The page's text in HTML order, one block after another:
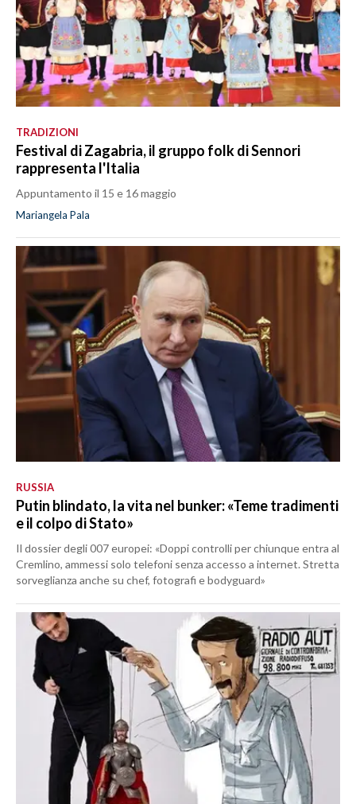
TRADIZIONI
Festival di Zagabria, il gruppo folk di Sennori
rappresenta l'Italia
Appuntamento il 15 e 16 maggio
Mariangela Pala
RUSSIA
Putin blindato, la vita nel bunker: «Teme tradimenti
e il colpo di Stato»
Il dossier degli 007 europei: «Doppi controlli per chiunque entra al
Cremlino, ammessi solo telefoni senza accesso a internet. Stretta
sorveglianza anche su chef, fotografi e bodyguard»